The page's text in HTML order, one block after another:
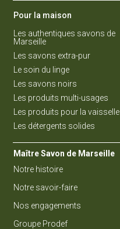
Pour la maison
Les authentiques savons de
Marseille
Les savons extra-pur
Le soin du linge
Les savons noirs
Les produits multi-usages
Les produits pour la vaisselle
Les détergents solides
Maître Savon de Marseille
Notre histoire
Notre savoir-faire
Nos engagements
Groupe Prodef